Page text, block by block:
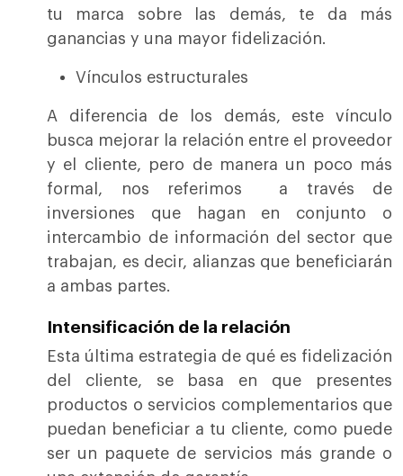
tu marca sobre las demás, te da más
ganancias y una mayor fidelización.
Vínculos estructurales
A diferencia de los demás, este vínculo
busca mejorar la relación entre el proveedor
y el cliente, pero de manera un poco más
formal, nos referimos a través de
inversiones que hagan en conjunto o
intercambio de información del sector que
trabajan, es decir, alianzas que beneficiarán
a ambas partes.
Intensificación de la relación
Esta última estrategia de qué es fidelización
del cliente, se basa en que presentes
productos o servicios complementarios que
puedan beneficiar a tu cliente, como puede
ser un paquete de servicios más grande o